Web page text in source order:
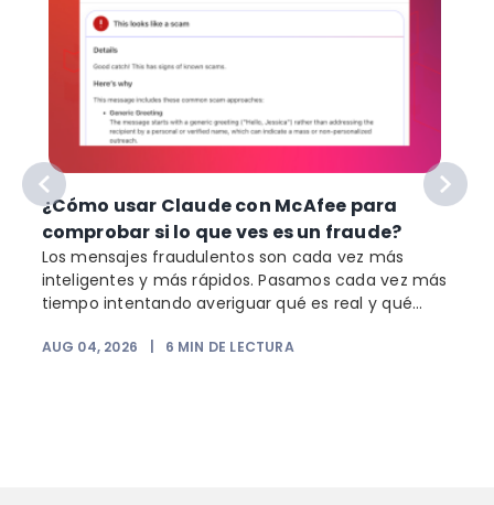
¿Cómo usar Claude con McAfee para
comprobar si lo que ves es un fraude?
Los mensajes fraudulentos son cada vez más
inteligentes y más rápidos. Pasamos cada vez más
tiempo intentando averiguar qué es real y qué...
AUG 04, 2026 6 MIN DE LECTURA